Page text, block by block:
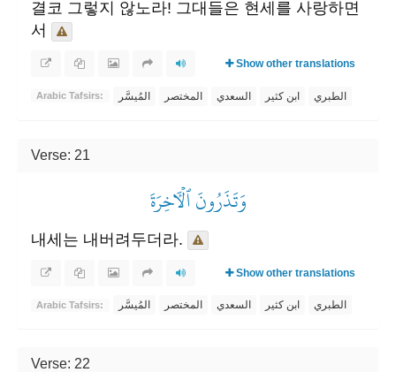
결코 그렇지 않노라! 그대들은 현세를 사랑하면
서
Show other translations
Arabic Tafsirs: المُيسَّر المختصر السعدي ابن كثير الطبري
Verse: 21
وَتَذَرُونَ ٱلۡأٓخِرَةَ
내세는 내버려두더라.
Show other translations
Arabic Tafsirs: المُيسَّر المختصر السعدي ابن كثير الطبري
Verse: 22